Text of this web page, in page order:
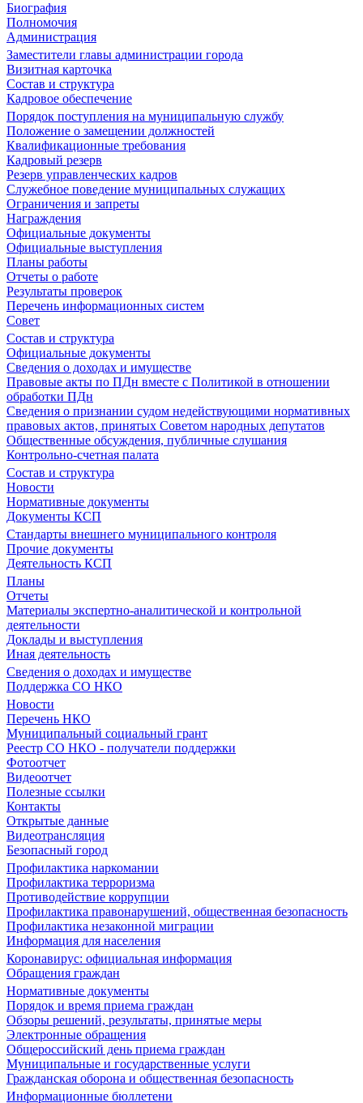
Биография
Полномочия
Администрация
Заместители главы администрации города
Визитная карточка
Состав и структура
Кадровое обеспечение
Порядок поступления на муниципальную службу
Положение о замещении должностей
Квалификационные требования
Кадровый резерв
Резерв управленческих кадров
Служебное поведение муниципальных служащих
Ограничения и запреты
Награждения
Официальные документы
Официальные выступления
Планы работы
Отчеты о работе
Результаты проверок
Перечень информационных систем
Совет
Состав и структура
Официальные документы
Сведения о доходах и имуществе
Правовые акты по ПДн вместе с Политикой в отношении
обработки ПДн
Сведения о признании судом недействующими нормативных
правовых актов, принятых Советом народных депутатов
Общественные обсуждения, публичные слушания
Контрольно-счетная палата
Состав и структура
Новости
Нормативные документы
Документы КСП
Стандарты внешнего муниципального контроля
Прочие документы
Деятельность КСП
Планы
Отчеты
Материалы экспертно-аналитической и контрольной
деятельности
Доклады и выступления
Иная деятельность
Сведения о доходах и имуществе
Поддержка СО НКО
Новости
Перечень НКО
Муниципальный социальный грант
Реестр СО НКО - получатели поддержки
Фотоотчет
Видеоотчет
Полезные ссылки
Контакты
Открытые данные
Видеотрансляция
Безопасный город
Профилактика наркомании
Профилактика терроризма
Противодействие коррупции
Профилактика правонарушений, общественная безопасность
Профилактика незаконной миграции
Информация для населения
Коронавирус: официальная информация
Обращения граждан
Нормативные документы
Порядок и время приема граждан
Обзоры решений, результаты, принятые меры
Электронные обращения
Общероссийский день приема граждан
Муниципальные и государственные услуги
Гражданская оборона и общественная безопасность
Информационные бюллетени